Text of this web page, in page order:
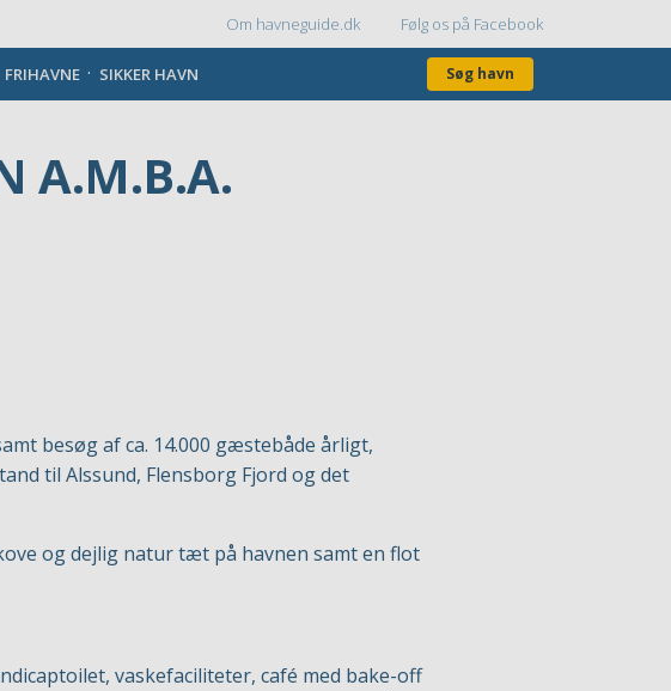
Topmenu
Om havneguide.dk Følg os på Facebook
FRIHAVNE SIKKER HAVN Søg havn
A.M.B.A.
besøg af ca. 14.000 gæstebåde årligt,
til Alssund, Flensborg Fjord og det
og dejlig natur tæt på havnen samt en flot
vaskefaciliteter, café med bake-off